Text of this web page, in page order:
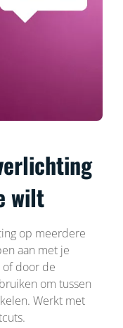
wilt
op meerdere
aan met je
of door de
om tussen
Werkt met